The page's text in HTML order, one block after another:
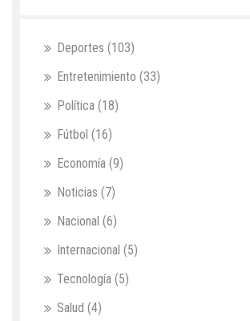
Deportes (103)
Entretenimiento (33)
Política (18)
Fútbol (16)
Economía (9)
Noticias (7)
Nacional (6)
Internacional (5)
Tecnología (5)
Salud (4)